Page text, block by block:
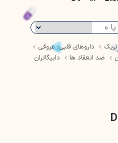
داروهای قلبی- عروقی
ضد انعقاد ها دابیگاتران